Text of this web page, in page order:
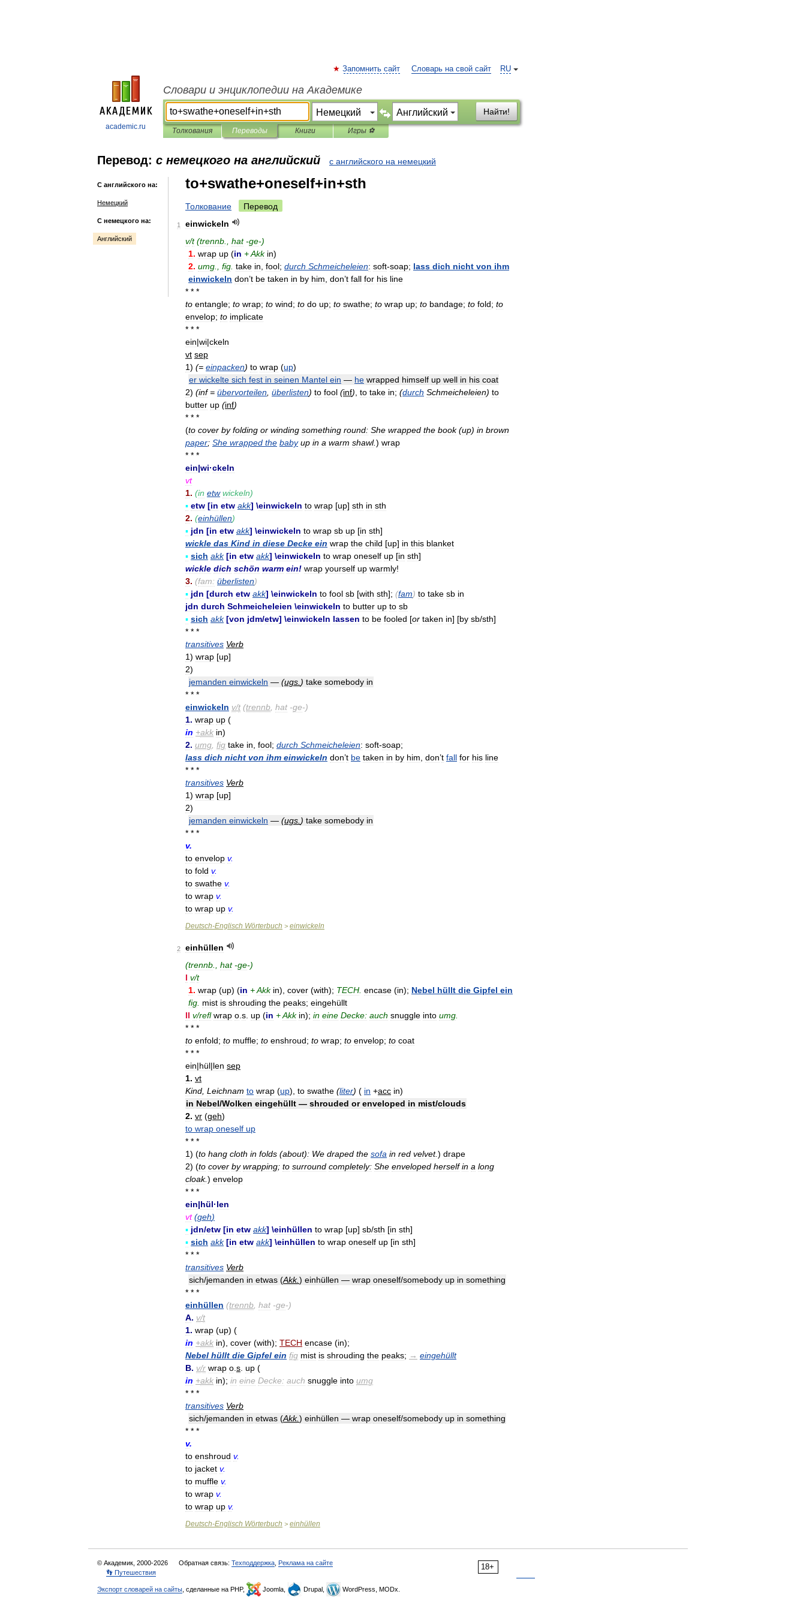
academic.ru
RU
Запомнить сайт Словарь на свой сайт
Словари и энциклопедии на Академике
Найти!
Толкования Переводы Книги Игры ⚽
Перевод: с немецкого на английский с английского на немецкий
С английского на:
Немецкий
С немецкого на:
Английский
to+swathe+oneself+in+sth
Толкование Перевод
1
einwickeln
v/t(trennb hat-ge-)
1. wrap up (in +Akk in)
2. umg fig take in fool; durch Schmeicheleien: soft-soap; lass dich nicht von ihm
einwickeln don’t be taken in by him don’t fall for his line
* * *
to entangle; to wrap; to wind; to do up; to swathe; to wrap up; to bandage; to fold; to
envelop; to implicate
* * *
ein|wi|ckeln
vt sep
1) (= einpacken) to wrap (up)
er wickelte sich fest in seinen Mantel ein — he wrapped himself up well in his coat
2) (inf= übervorteilen überlisten) to fool (inf) to take in; (durch Schmeicheleien) to
butter up (inf)
* * *
(to cover by folding or winding something round: She wrapped the book(up) in brown
paper; She wrapped the baby up in a warm shawl.) wrap
* * *
ein|wi·ckeln
vt
1. (in etw wickeln)
▪ etw [in etw akk] \einwickeln to wrap [up] sth in sth
2. (einhüllen)
▪ jdn [in etw akk] \einwickeln to wrap sb up [in sth]
wickle das Kind in diese Decke ein wrap the child [up] in this blanket
▪ sich akk [in etw akk] \einwickeln to wrap oneself up [in sth]
wickle dich schön warm ein! wrap yourself up warmly!
3. (fam: überlisten)
▪ jdn [durch etw akk] \einwickeln to fool sb [with sth]; (fam) to take sb in
jdn durch Schmeicheleien \einwickeln to butter up to sb
▪ sich akk [von jdm/etw] \einwickeln lassen to be fooled [or taken in] [by sb/sth]
* * *
transitives Verb
1) wrap [up]
2)
jemanden einwickeln — (ugs ) take somebody in
* * *
einwickeln v/t (trennb hat -ge-)
1. wrap up (
in +akk in)
2. umg fig take in fool; durch Schmeicheleien: soft-soap;
lass dich nicht von ihm einwickeln don’t be taken in by him don’t fall for his line
* * *
transitives Verb
1) wrap [up]
2)
jemanden einwickeln — (ugs ) take somebody in
* * *
v.
to envelop v.
to fold v.
to swathe v.
to wrap v.
to wrap up v.
Deutsch-Englisch Wörterbuch > einwickeln
2
einhüllen
(trennb hat-ge-)
I v/t
1. wrap (up) (in +Akk in), cover (with); TECH encase (in); Nebel hüllt die Gipfel ein
fig mist is shrouding the peaks; eingehüllt
II v/refl wrap o s up (in +Akk in); in eine Decke: auch snuggle into umg
* * *
to enfold; to muffle; to enshroud; to wrap; to envelop; to coat
* * *
ein|hül|len sep
1. vt
Kind Leichnam to wrap (up), to swathe (liter) ( in +acc in)
in Nebel/Wolken eingehüllt — shrouded or enveloped in mist/clouds
2. vr (geh)
to wrap oneself up
* * *
1) (to hang cloth in folds (about): We draped the sofa in red velvet.) drape
2) (to cover by wrapping; to surround completely: She enveloped herself in a long
cloak.) envelop
* * *
ein|hül·len
vt (geh)
▪ jdn/etw [in etw akk] \einhüllen to wrap [up] sb/sth [in sth]
▪ sich akk [in etw akk] \einhüllen to wrap oneself up [in sth]
* * *
transitives Verb
sich/jemanden in etwas (Akk.) einhüllen — wrap oneself/somebody up in something
* * *
einhüllen (trennb hat -ge-)
A. v/t
1. wrap (up) (
in +akk in), cover (with); TECH encase (in);
Nebel hüllt die Gipfel ein fig mist is shrouding the peaks; → eingehüllt
B. v/r wrap o s up (
in +akk in); in eine Decke: auch snuggle into umg
* * *
transitives Verb
sich/jemanden in etwas (Akk.) einhüllen — wrap oneself/somebody up in something
* * *
v.
to enshroud v.
to jacket v.
to muffle v.
to wrap v.
to wrap up v.
Deutsch-Englisch Wörterbuch > einhüllen
18+
© Академик, 2000-2026 Обратная связь: Техподдержка Реклама на сайте
👣 Путешествия
Экспорт словарей на сайты , сделанные на PHP, Joomla, Drupal, WordPress, MODx.